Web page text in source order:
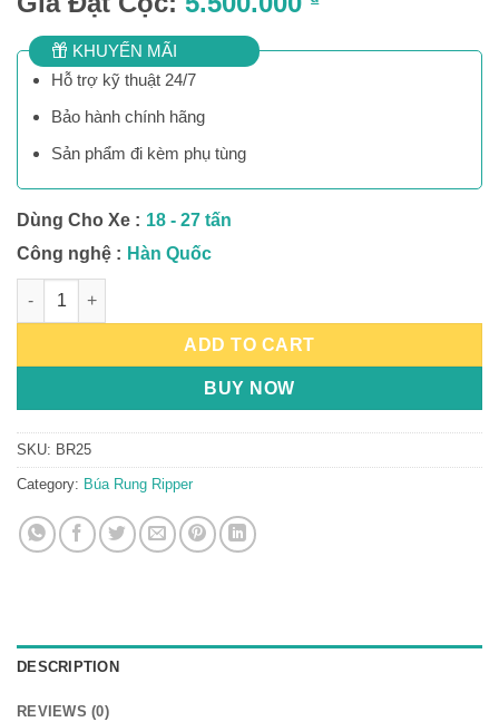
KHUYẾN MÃI
Hỗ trợ kỹ thuật 24/7
Bảo hành chính hãng
Sản phẩm đi kèm phụ tùng
Dùng Cho Xe : 18 - 27 tấn
Công nghệ : Hàn Quốc
Búa Rung Ripper BR25 quantity
ADD TO CART
BUY NOW
SKU: BR25
Category: Búa Rung Ripper
DESCRIPTION
REVIEWS (0)